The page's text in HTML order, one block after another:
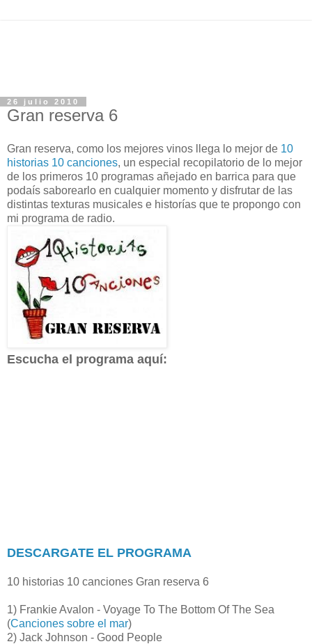
26 julio 2010
Gran reserva 6
Gran reserva, como los mejores vinos llega lo mejor de 10
historias 10 canciones, un especial recopilatorio de lo mejor
de los primeros 10 programas añejado en barrica para que
podaís saborearlo en cualquier momento y disfrutar de las
distintas texturas musicales e historías que te propongo con
mi programa de radio.
Escucha el programa aquí:
DESCARGATE EL PROGRAMA
10 historias 10 canciones Gran reserva 6
1) Frankie Avalon - Voyage To The Bottom Of The Sea
(Canciones sobre el mar)
2) Jack Johnson - Good People